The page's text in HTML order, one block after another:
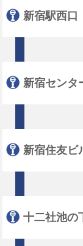
新宿駅西口
新宿センタ
新宿住友ビ
十二社池の